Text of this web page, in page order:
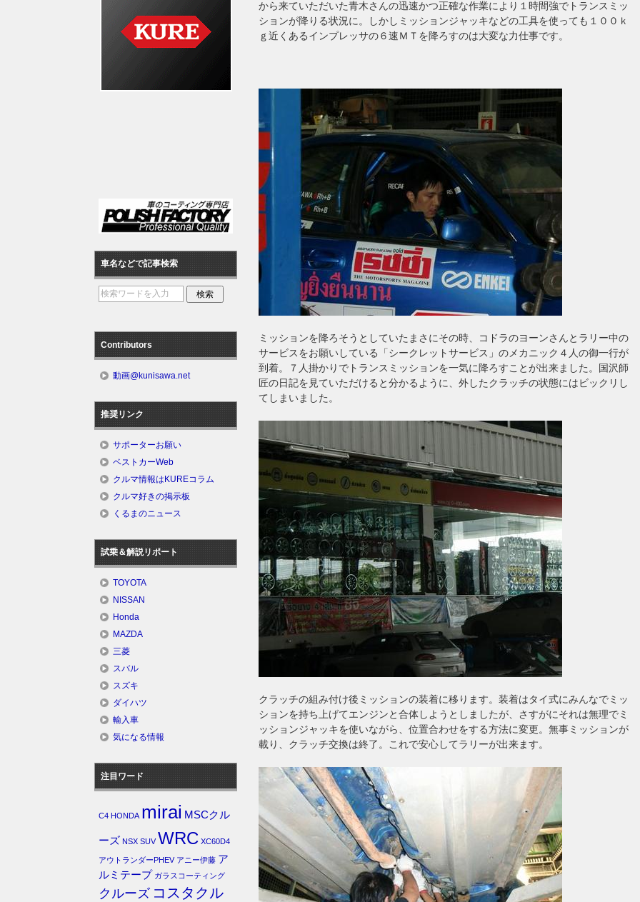
から来ていただいた青木さんの迅速かつ正確な作業により１時間強でトランスミッ
ションが降りる状況に。しかしミッションジャッキなどの工具を使っても１００ｋ
ｇ近くあるインプレッサの６速ＭＴを降ろすのは大変な力仕事です。
ミッションを降ろそうとしていたまさにその時、コドラのヨーンさんとラリー中の
サービスをお願いしている「シークレットサービス」のメカニック４人の御一行が
到着。７人掛かりでトランスミッションを一気に降ろすことが出来ました。国沢師
匠の日記を見ていただけると分かるように、外したクラッチの状態にはビックリし
てしまいました。
クラッチの組み付け後ミッションの装着に移ります。装着はタイ式にみんなでミッ
ションを持ち上げてエンジンと合体しようとしましたが、さすがにそれは無理でミ
ッションジャッキを使いながら、位置合わせをする方法に変更。無事ミッションが
載り、クラッチ交換は終了。これで安心してラリーが出来ます。
車名などで記事検索
Contributors
動画@kunisawa.net
推奨リンク
サポーターお願い
ベストカーWeb
クルマ情報はKUREコラム
クルマ好きの掲示板
くるまのニュース
試乗＆解説リポート
TOYOTA
NISSAN
Honda
MAZDA
三菱
スバル
スズキ
ダイハツ
輸入車
気になる情報
注目ワード
C4 HONDA mirai MSCクル
ーズ NSX SUV WRC XC60D4
アウトランダーPHEV アニー伊藤 ア
ルミテープ ガラスコーティング
クルーズ コスタクル